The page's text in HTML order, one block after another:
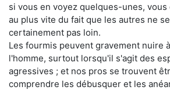
si vous en voyez quelques-unes,
au plus vite du fait que les autres ne
certainement pas loin.
Les fourmis peuvent gravement nuire
l'homme, surtout lorsqu'il s'agit des
agressives ; et nos pros se trouvent
comprendre les débusquer et les